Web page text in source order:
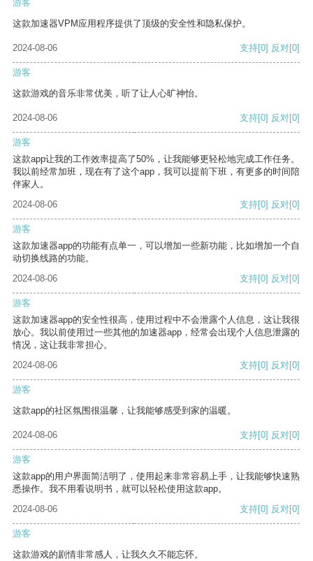
游客
这款加速器VPM应用程序提供了顶级的安全性和隐私保护。
2024-08-06 支持[0] 反对[0]
游客
这款游戏的音乐非常优美，听了让人心旷神怡。
2024-08-06 支持[0] 反对[0]
游客
这款app让我的工作效率提高了50%，让我能够更轻松地完成工作任务。
我以前经常加班，现在有了这个app，我可以提前下班，有更多的时间陪
伴家人。
2024-08-06
支持[0] 反对[0]
游客
这款加速器app的功能有点单一，可以增加一些新功能，比如增加一个自
动切换线路的功能。
2024-08-06
支持[0] 反对[0]
游客
这款加速器app的安全性很高，使用过程中不会泄露个人信息，这让我很
放心。我以前使用过一些其他的加速器app，经常会出现个人信息泄露的
情况，这让我非常担心。
2024-08-06
支持[0] 反对[0]
游客
这款app的社区氛围很温馨，让我能够感受到家的温暖。
2024-08-06 支持[0] 反对[0]
游客
这款app的用户界面简洁明了，使用起来非常容易上手，让我能够快速熟
悉操作。我不用看说明书，就可以轻松使用这款app。
2024-08-06
支持[0] 反对[0]
游客
这款游戏的剧情非常感人，让我久久不能忘怀。